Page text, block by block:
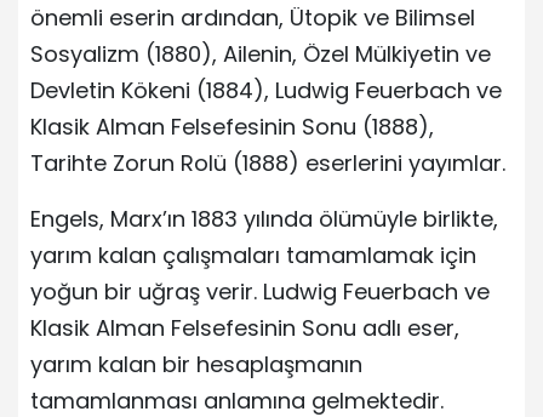
önemli eserin ardından, Ütopik ve Bilimsel
Sosyalizm (1880), Ailenin, Özel Mülkiyetin ve
Devletin Kökeni (1884), Ludwig Feuerbach ve
Klasik Alman Felsefesinin Sonu (1888),
Tarihte Zorun Rolü (1888) eserlerini yayımlar.
Engels, Marx’ın 1883 yılında ölümüyle birlikte,
yarım kalan çalışmaları tamamlamak için
yoğun bir uğraş verir. Ludwig Feuerbach ve
Klasik Alman Felsefesinin Sonu adlı eser,
yarım kalan bir hesaplaşmanın
tamamlanması anlamına gelmektedir.